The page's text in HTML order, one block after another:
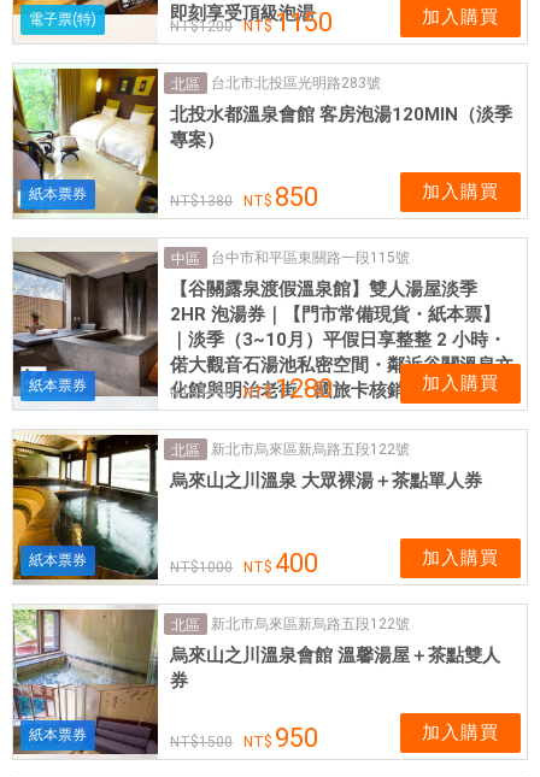
電子票(特)
即刻享受頂級泡湯
1200 1150 加入購買
紙本票券
北區 台北市北投區光明路283號
北投水都溫泉會館 客房泡湯120MIN（淡季
專案）
1380 850 加入購買
紙本票券
中區 台中市和平區東關路一段115號
【谷關露泉渡假溫泉館】雙人湯屋淡季
2HR 泡湯券｜【門市常備現貨・紙本票】
｜淡季（3~10月）平假日享整整 2 小時・
偌大觀音石湯池私密空間・鄰近谷關溫泉文
化館與明治老街・國旅卡核銷首選
1500 1280 加入購買
紙本票券
北區 新北市烏來區新烏路五段122號
烏來山之川溫泉 大眾裸湯＋茶點單人券
1000 400 加入購買
紙本票券
北區 新北市烏來區新烏路五段122號
烏來山之川溫泉會館 溫馨湯屋＋茶點雙人
券
1500 950 加入購買